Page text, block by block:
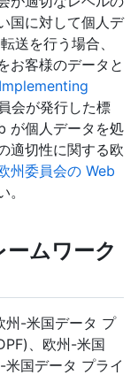
国に対して個人デ
送を行う場合、
お客様のデータと
会が発行した標
が個人データを処
適切性に関する欧
州委員会の Web
ムワーク
州-米国データ プ
、欧州-米国
国データ プライ